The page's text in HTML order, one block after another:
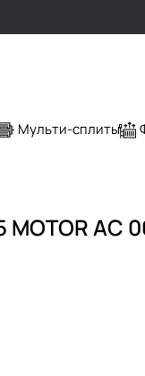
Мульти-сплиты
MOTOR AC